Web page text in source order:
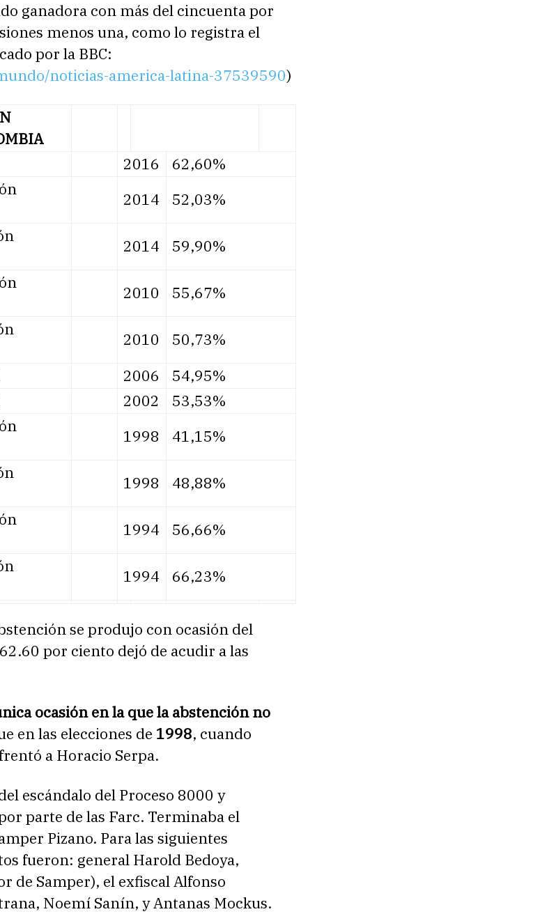
ganadora con más del cincuenta por
menos una, como lo registra el
por la BBC:
noticias-america-latina-37539590)
2016
62,60%
2014
52,03%
2014
59,90%
2010
55,67%
2010
50,73%
2006
54,95%
2002
53,53%
1998
41,15%
1998
48,88%
1994
56,66%
1994 66,23%
se produjo con ocasión del
por ciento dejó de acudir a las
ocasión en la que la abstención no
en las elecciones de 1998, cuando
a Horacio Serpa.
escándalo del Proceso 8000 y
parte de las Farc. Terminaba el
Pizano. Para las siguientes
fueron: general Harold Bedoya,
de Samper), el exfiscal Alfonso
Noemí Sanín, y Antanas Mockus.